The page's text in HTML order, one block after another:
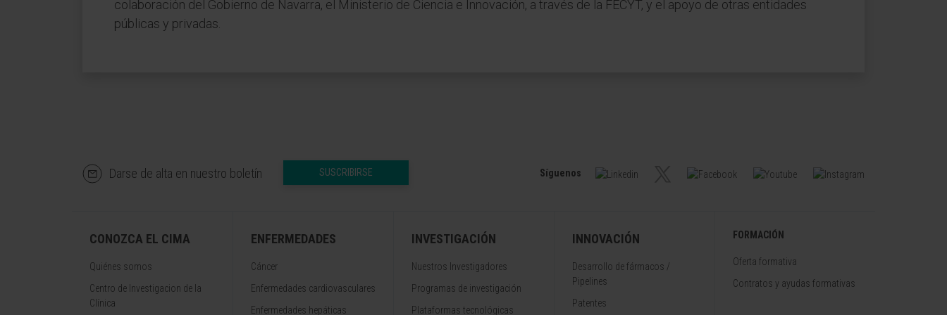
colaboración del Gobierno de Navarra, el Ministerio de Ciencia e Innovación, a través de la FECYT, y el apoyo de otras entidades
públicas y privadas.
Darse de alta en nuestro boletín SUSCRIBIRSE Síguenos
CONOZCA EL CIMA
Quiénes somos
Centro de Investigacion de la
Clínica
ENFERMEDADES
Cáncer
Enfermedades cardiovasculares
Enfermedades hepáticas
INVESTIGACIÓN
Nuestros Investigadores
Programas de investigación
Plataformas tecnológicas
INNOVACIÓN
Desarrollo de fármacos /
Pipelines
Patentes
FORMACIÓN
Oferta formativa
Contratos y ayudas formativas